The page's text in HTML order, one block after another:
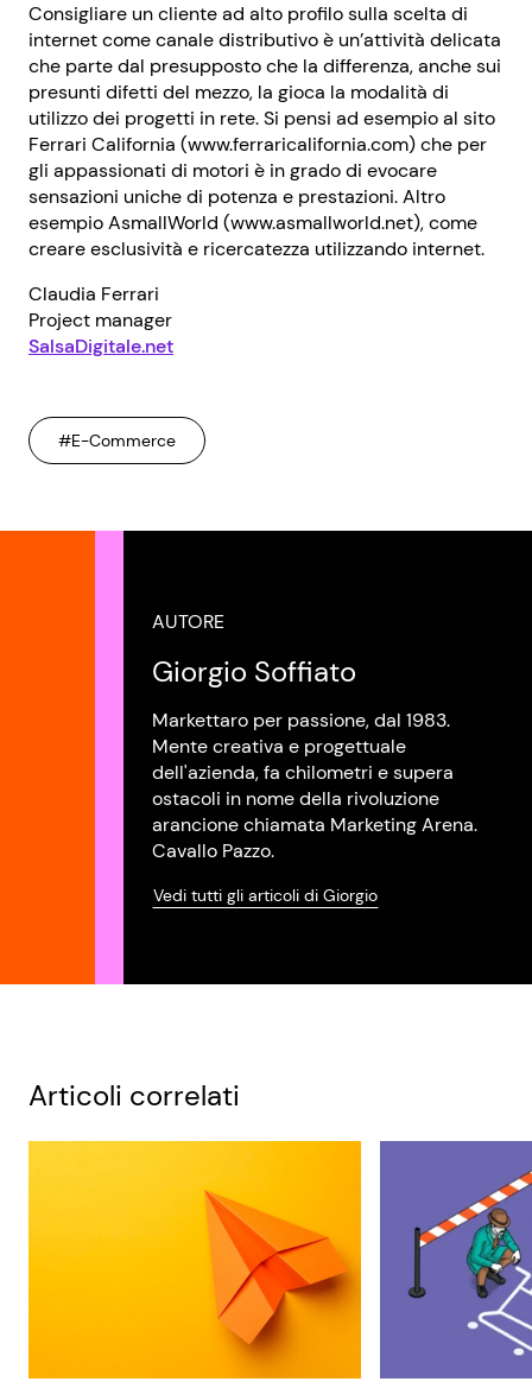
Consigliare un cliente ad alto profilo sulla scelta di
internet come canale distributivo è un’attività delicata
che parte dal presupposto che la differenza, anche sui
presunti difetti del mezzo, la gioca la modalità di
utilizzo dei progetti in rete. Si pensi ad esempio al sito
Ferrari California (www.ferraricalifornia.com) che per
gli appassionati di motori è in grado di evocare
sensazioni uniche di potenza e prestazioni. Altro
esempio AsmallWorld (www.asmallworld.net), come
creare esclusività e ricercatezza utilizzando internet.
Claudia Ferrari
Project manager
SalsaDigitale.net
#E-Commerce
AUTORE
Giorgio Soffiato
Markettaro per passione, dal 1983.
Mente creativa e progettuale
dell'azienda, fa chilometri e supera
ostacoli in nome della rivoluzione
arancione chiamata Marketing Arena.
Cavallo Pazzo.
Vedi tutti gli articoli di Giorgio
Articoli correlati